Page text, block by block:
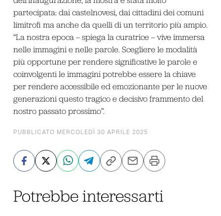
partecipata: dai castelnovesi, dai cittadini dei comuni
limitrofi ma anche da quelli di un territorio più ampio.
“La nostra epoca – spiega la curatrice – vive immersa
nelle immagini e nelle parole. Scegliere le modalità
più opportune per rendere significative le parole e
coinvolgenti le immagini potrebbe essere la chiave
per rendere accessibile ed emozionante per le nuove
generazioni questo tragico e decisivo frammento del
nostro passato prossimo”.
PUBBLICATO MERCOLEDÌ 30 APRILE 2025
Potrebbe interessarti